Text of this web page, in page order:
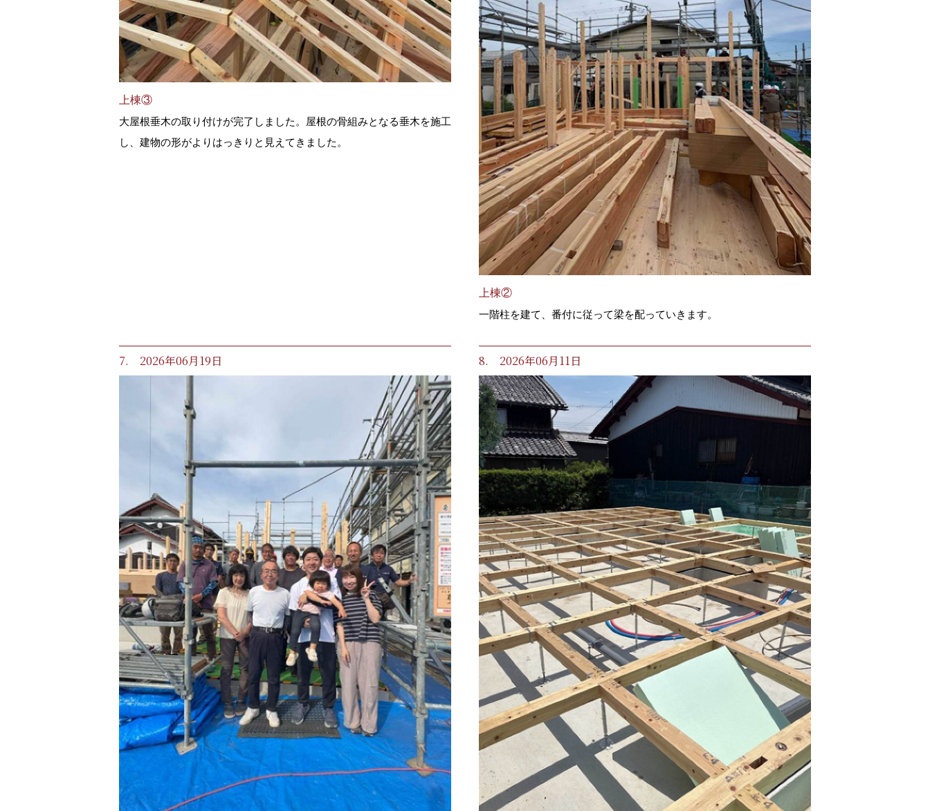
上棟③
大屋根垂木の取り付けが完了しました。屋根の骨組みとなる垂木を施工
し、建物の形がよりはっきりと見えてきました。
上棟②
一階柱を建て、番付に従って梁を配っていきます。
7. 2026年06月19日 8. 2026年06月11日